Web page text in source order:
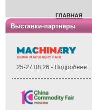
ГЛАВНАЯ
Выставки-партнеры
25-27.08.26 - Подробнее...